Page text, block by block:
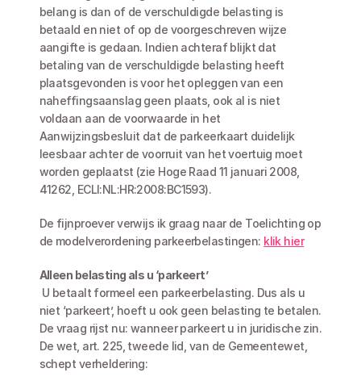
belang is dan of de verschuldigde belasting is
betaald en niet of op de voorgeschreven wijze
aangifte is gedaan. Indien achteraf blijkt dat
betaling van de verschuldigde belasting heeft
plaatsgevonden is voor het opleggen van een
naheffingsaanslag geen plaats, ook al is niet
voldaan aan de voorwaarde in het
Aanwijzingsbesluit dat de parkeerkaart duidelijk
leesbaar achter de voorruit van het voertuig moet
worden geplaatst (zie Hoge Raad 11 januari 2008,
41262, ECLI:NL:HR:2008:BC1593).
De fijnproever verwijs ik graag naar de Toelichting op
de modelverordening parkeerbelastingen: klik hier
Alleen belasting als u ‘parkeert’
niet ‘parkeert’, hoeft u ook geen belasting te betalen.
De vraag rijst nu: wanneer parkeert u in juridische zin.
De wet, art. 225, tweede lid, van de Gemeentewet,
schept verheldering: